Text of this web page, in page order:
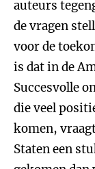
auteurs
de vragen
voor de
is dat in de
Succesvolle
die veel
komen,
Staten een